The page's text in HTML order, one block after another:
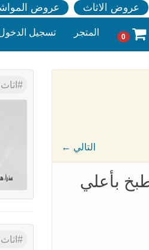
عروض الاثاث عروض
0 المتجر تسجيل
← التالي
شراء اجهزة المطبخ بأعلي